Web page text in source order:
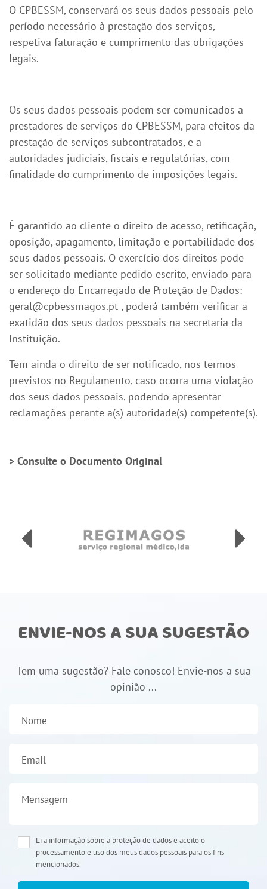
O CPBESSM, conservará os seus dados pessoais pelo
período necessário à prestação dos serviços,
respetiva faturação e cumprimento das obrigações
legais.
Os seus dados pessoais podem ser comunicados a
prestadores de serviços do CPBESSM, para efeitos da
prestação de serviços subcontratados, e a
autoridades judiciais, fiscais e regulatórias, com
finalidade do cumprimento de imposições legais.
É garantido ao cliente o direito de acesso, retificação,
oposição, apagamento, limitação e portabilidade dos
seus dados pessoais. O exercício dos direitos pode
ser solicitado mediante pedido escrito, enviado para
o endereço do Encarregado de Proteção de Dados:
geral@cpbessmagos.pt , poderá também verificar a
exatidão dos seus dados pessoais na secretaria da
Instituição.
Tem ainda o direito de ser notificado, nos termos
previstos no Regulamento, caso ocorra uma violação
dos seus dados pessoais, podendo apresentar
reclamações perante a(s) autoridade(s) competente(s).
> Consulte o Documento Original
ENVIE-NOS A SUA SUGESTÃO
Tem uma sugestão? Fale conosco! Envie-nos a sua
opinião ...
Nome
Email
Mensagem
Li a informaçãosobre a proteção de dados e aceito o
processamento e uso dos meus dados pessoais para os fins
mencionados.